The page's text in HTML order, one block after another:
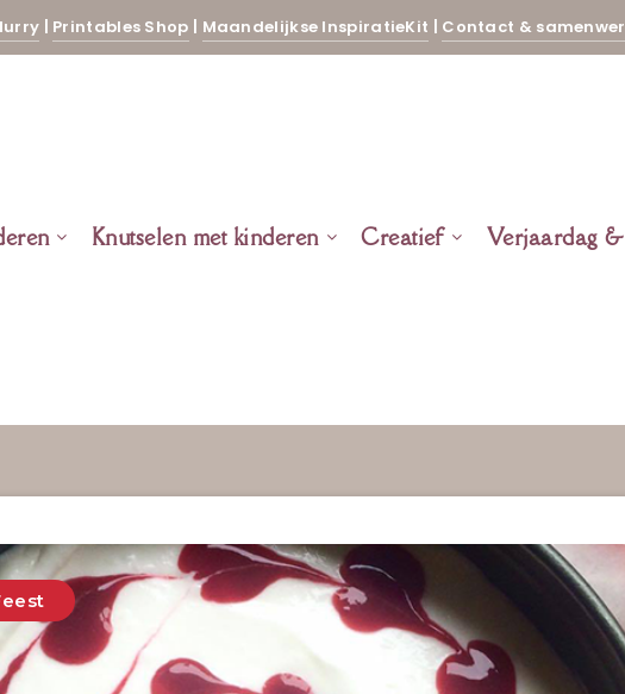
| Printables Shop | Maandelijkse InspiratieKit | Contact &
Knutselen met kinderen Creatief Verjaardag